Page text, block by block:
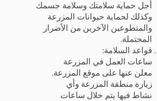
أجل حماية سلامتك وسلامة جسمك
وكذلك لحماية حيوانات المزرعة
والمتطوعين الآخرين من الأضرار
المحتملة.
قواعد السلامة:
ساعات العمل في المزرعة
معلن عنها على موقع المزرعة.
زيارة منطقة المزرعة وأي
نشاط فيها يتم خلال ساعات